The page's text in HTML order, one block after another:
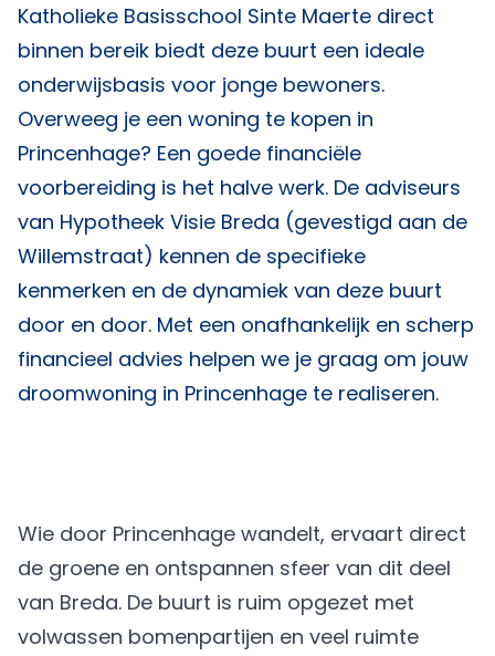
Katholieke Basisschool Sinte Maerte direct
binnen bereik biedt deze buurt een ideale
onderwijsbasis voor jonge bewoners.
Overweeg je een woning te kopen in
Princenhage? Een goede financiële
voorbereiding is het halve werk. De adviseurs
van Hypotheek Visie Breda (gevestigd aan de
Willemstraat) kennen de specifieke
kenmerken en de dynamiek van deze buurt
door en door. Met een onafhankelijk en scherp
financieel advies helpen we je graag om jouw
droomwoning in Princenhage te realiseren.
Wie door Princenhage wandelt, ervaart direct
de groene en ontspannen sfeer van dit deel
van Breda. De buurt is ruim opgezet met
volwassen bomenpartijen en veel ruimte